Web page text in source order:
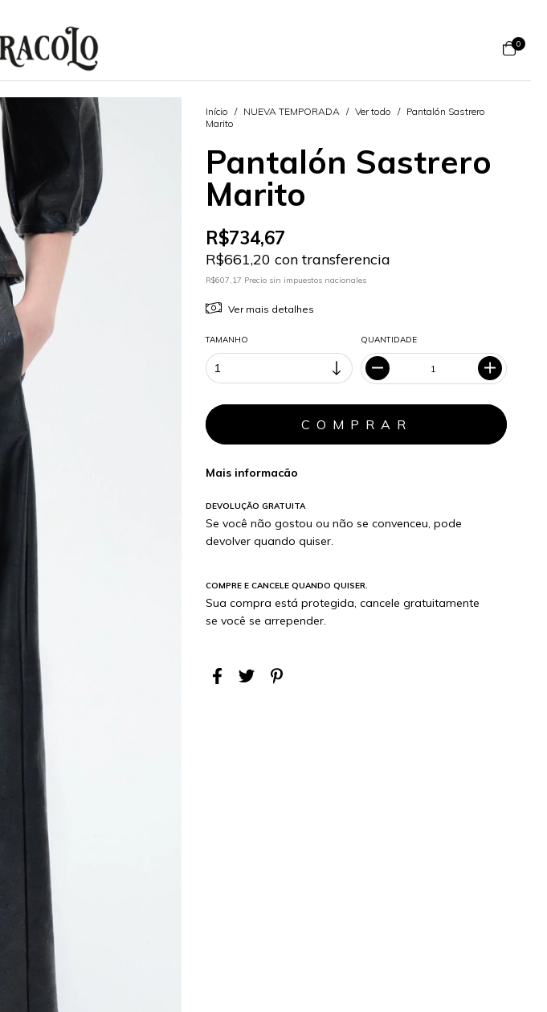
0
Início / NUEVA TEMPORADA / Ver todo / Pantalón Sastrero
Marito
Pantalón Sastrero
Marito
R$734,67
R$661,20 con transferencia
R$607,17 Precio sin impuestos nacionales
Ver mais detalhes
TAMANHO QUANTIDADE
Mais informacão
DEVOLUÇÃO GRATUITA
Se você não gostou ou não se convenceu, pode
devolver quando quiser.
COMPRE E CANCELE QUANDO QUISER.
Sua compra está protegida, cancele gratuitamente
se você se arrepender.